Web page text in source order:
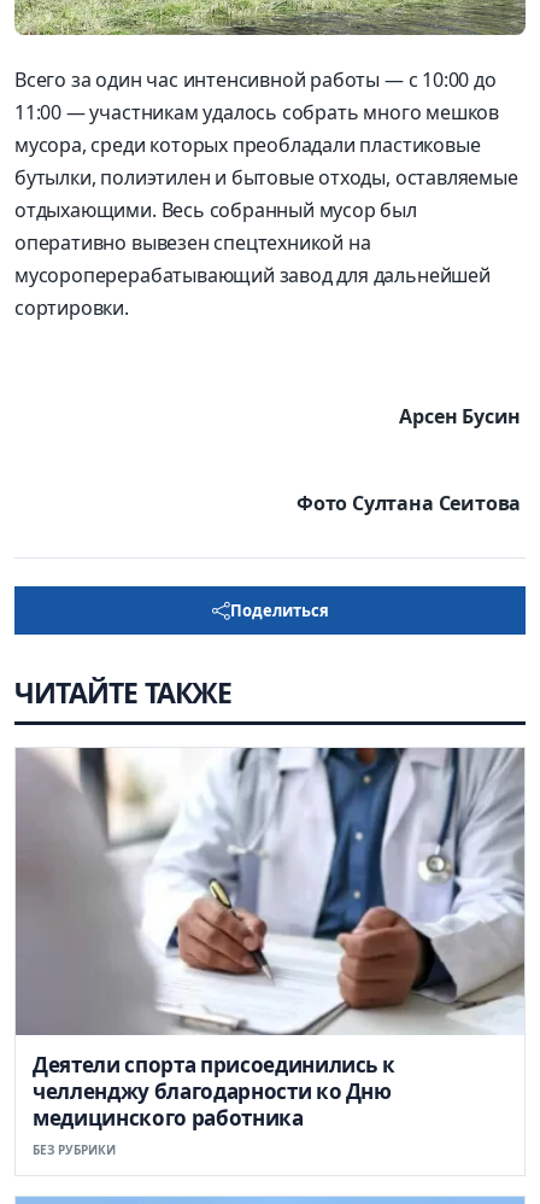
Всего за один час интенсивной работы — с 10:00 до
11:00 — участникам удалось собрать много мешков
мусора, среди которых преобладали пластиковые
бутылки, полиэтилен и бытовые отходы, оставляемые
отдыхающими. Весь собранный мусор был
оперативно вывезен спецтехникой на
мусороперерабатывающий завод для дальнейшей
сортировки.
Арсен Бусин
Фото Султана Сеитова
Поделиться
ЧИТАЙТЕ ТАКЖЕ
Деятели спорта присоединились к
челленджу благодарности ко Дню
медицинского работника
БЕЗ РУБРИКИ